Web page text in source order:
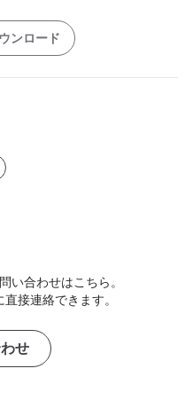
ンロード
い合わせはこちら。
接連絡できます。
せ